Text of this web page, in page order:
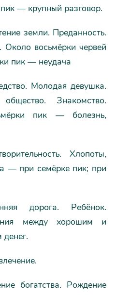
— крупный разговор.
земли. Преданность.
восьмёрки червей
пик — неудача
Молодая девушка.
Знакомство.
пик — болезнь,
Хлопоты,
— при семёрке пик; при
дорога. Ребёнок.
между хорошим и
богатства. Рождение